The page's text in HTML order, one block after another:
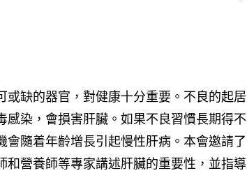
或缺的器官，對健康十分重要。不良的起居
感染，會損害肝臟。如果不良習慣長期得不
會隨着年齡增長引起慢性肝病。本會邀請了
和營養師等專家講述肝臟的重要性，並指導